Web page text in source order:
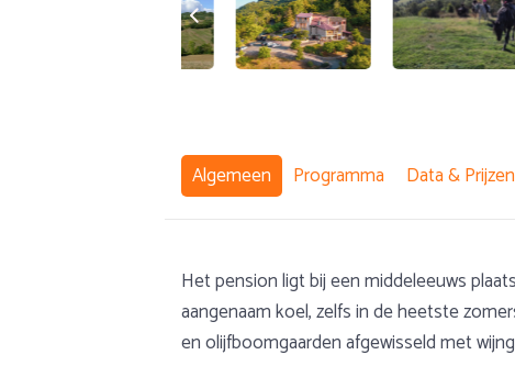
Algemeen Programma Data & Prijzen
Het pension ligt bij een middeleeuws
aangenaam koel, zelfs in de heetste
en olijfboomgaarden afgewisseld met